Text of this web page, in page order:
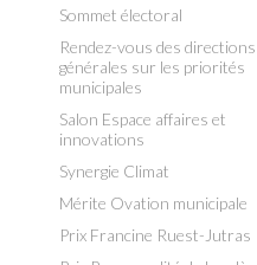
Sommet électoral
Rendez-vous des directions
générales sur les priorités
municipales
Salon Espace affaires et
innovations
Synergie Climat
Mérite Ovation municipale
Prix Francine Ruest-Jutras